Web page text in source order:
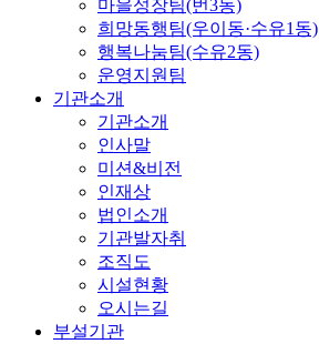
마을성장팀(번3동)
희망동행팀(우이동·수유1동)
행복나눔팀(수유2동)
운영지원팀
기관소개
기관소개
인사말
미션&비전
인재상
법인소개
기관발자취
조직도
시설현황
오시는길
부설기관